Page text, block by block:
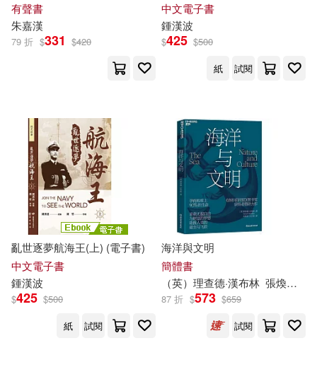
龐中華(26) 影崎由那(25)
（美）迪士尼公司(25)
上海書畫出版社(24)
商務國際辭書編輯部(24)
朱耀輝(24) 東條仁(24)
海倫．凱勒(24)
MTEX(183)
中山大學出版社(181)
中國文史出版社(177)
生活‧讀書‧新知三聯書店(176)
北方婦女兒童出版社(174)
中國計量出版社(173)
北京師範大學出版社(170)
青文(170) 禾馬(164)
有聲書
朱嘉漢
79 折 $331 $420
中文電子書
鍾漢波
$425 $500
紙
試閱
亂世逐夢航海王(上) (電子書)
中文電子書
鍾漢波
$425 $500
紙
試閱
海洋與文明
簡體書
（英）理查德·漢布林 張煥香等
87 折 $573 $659
試閱